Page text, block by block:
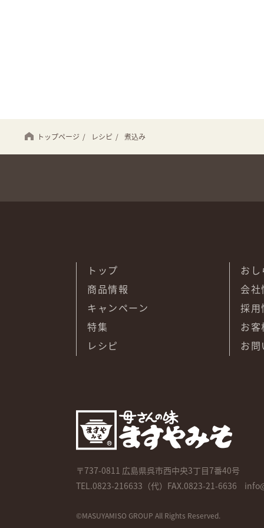
トップページ / レシピ / 煮込み
トップ
商品情報
キャンペーン
特集
レシピ
お
会
採用
お
お
〒737-0811 広島県呉市西中央3丁目7番40号
TEL.0823-216633 （代）FAX.0823-21-6636
©MASUYAMISO GROUP All Rights Reserved.